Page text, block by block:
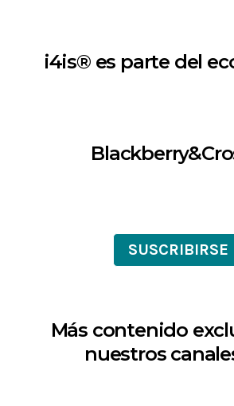
i4is® es parte del
SUSCRIBIRSE
Más contenido
nuestros